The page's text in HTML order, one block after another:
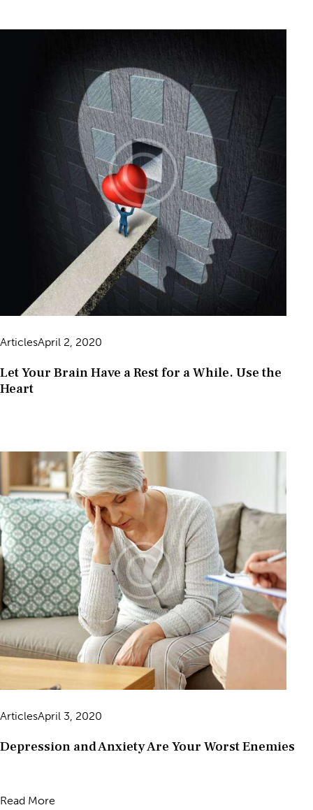
ArticlesApril 2, 2020
Let Your Brain Have a Rest for a While. Use the
Heart
ArticlesApril 3, 2020
Depression and Anxiety Are Your Worst Enemies
Read More